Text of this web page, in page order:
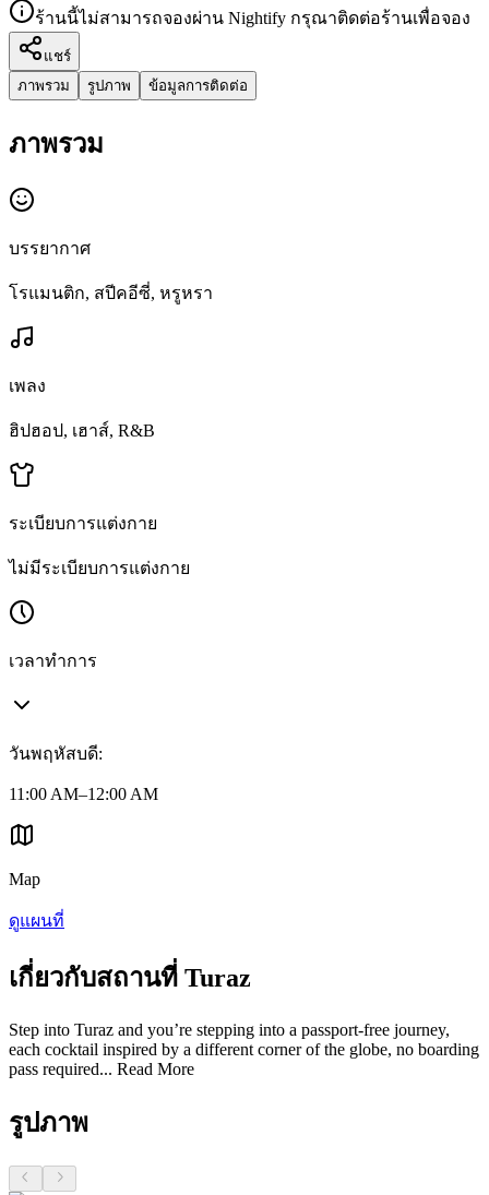
ร้านนี้ไม่สามารถจองผ่าน Nightify กรุณาติดต่อร้านเพื่อจอง
แชร์
ภาพรวม
รูปภาพ ข้อมูลการติดต่อ
ภาพรวม
บรรยากาศ
โรแมนติก, สปีคอีซี่, หรูหรา
เพลง
ฮิปฮอป, เฮาส์, R&B
ระเบียบการแต่งกาย
ไม่มีระเบียบการแต่งกาย
เวลาทำการ
วันพฤหัสบดี:
11:00 AM–12:00 AM
Map
ดูแผนที่
เกี่ยวกับสถานที่ Turaz
Step into Turaz and you’re stepping into a passport-free journey,
each cocktail inspired by a different corner of the globe, no boarding
pass required... Read More
รูปภาพ